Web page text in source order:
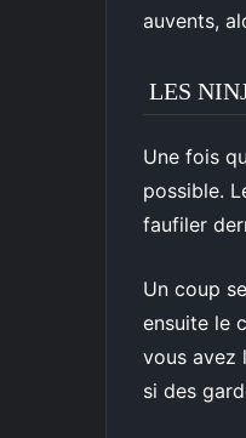
auvents,
LES
Une fois
possible.
faufiler
Un coup
ensuite le
vous avez
si des